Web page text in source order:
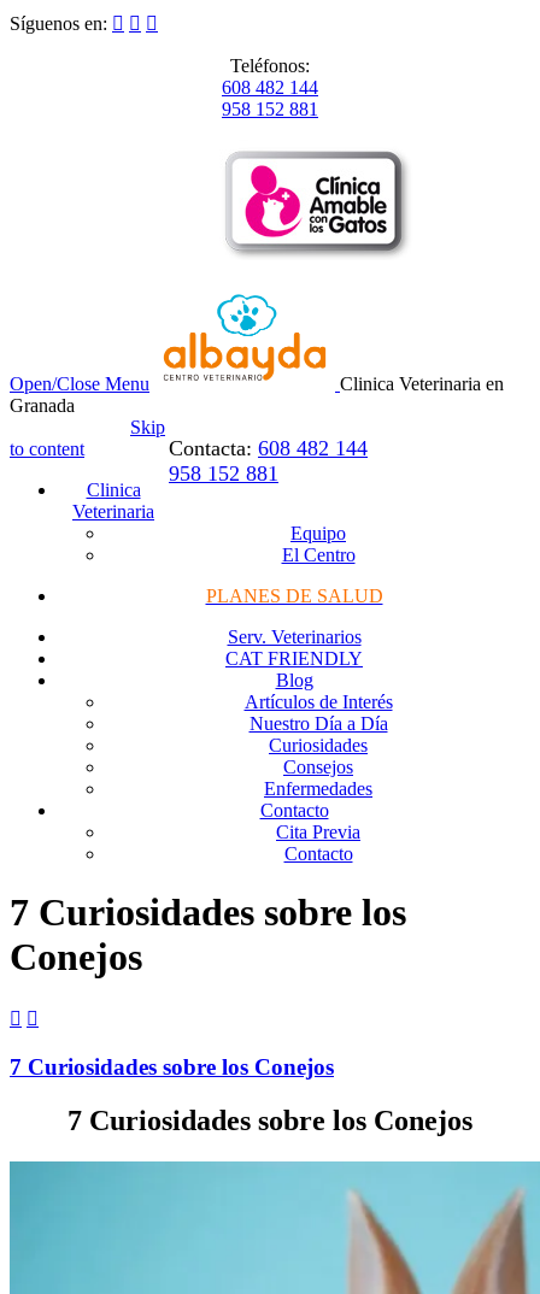
Síguenos en:   
Teléfonos:
608 482 144
958 152 881
Open/Close Menu
Clinica Veterinaria en
Granada
Contacta: 608 482 144
958 152 881
Skip
to content
Clinica
Veterinaria
Equipo
El Centro
PLANES DE SALUD
Serv. Veterinarios
CAT FRIENDLY
Blog
Artículos de Interés
Nuestro Día a Día
Curiosidades
Consejos
Enfermedades
Contacto
Cita Previa
Contacto
7 Curiosidades sobre los
Conejos
 
7 Curiosidades sobre los Conejos
7 Curiosidades sobre los Conejos